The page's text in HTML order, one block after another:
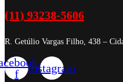
(11) 93238-5606
R. Getúlio Vargas Filho, 438 –
f
Instagram